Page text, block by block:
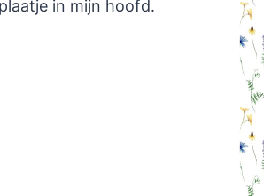
in mijn hoofd.